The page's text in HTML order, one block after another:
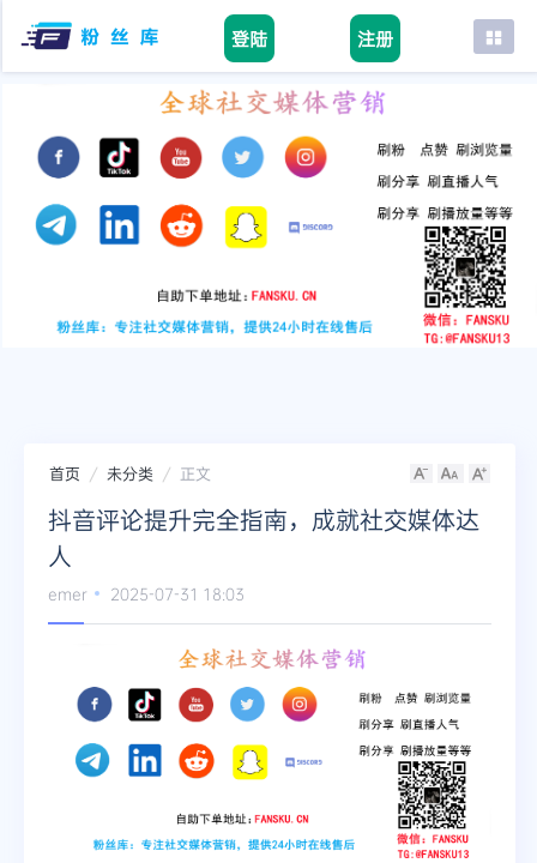
登陆 注册
首页
tiktok
youtube
instagram
首页 未分类 正文
抖音评论提升完全指南，成就社交媒体达
人
emer 2025-07-31 18:03